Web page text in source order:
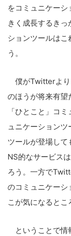
をコミュニケー
きく成長するき
ションツールは
う。
僕がTwitterより
のほうが将来有
「ひとこと」コ
ュニケーション
ツールが登場し
NS的なサービス
ろう。一方で
のコミュニケーシ
こが気になるとこ
ということで情